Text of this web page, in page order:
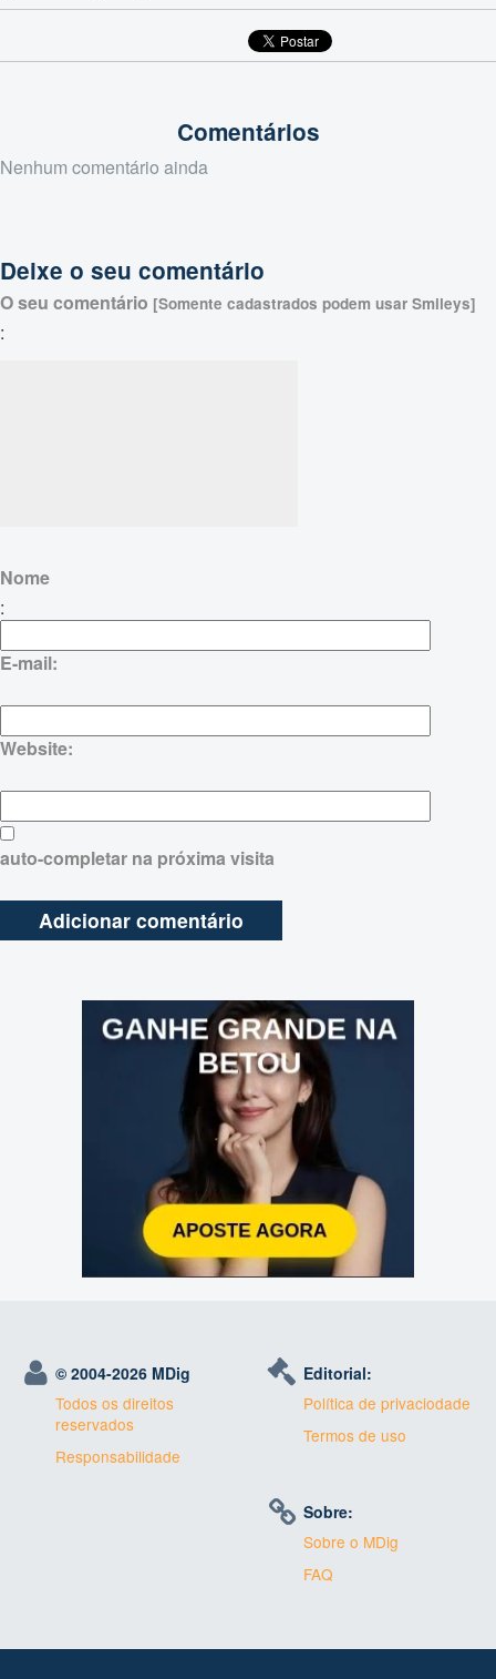
Comentários
Nenhum comentário ainda
Deixe o seu comentário
O seu comentário [Somente cadastrados podem usar Smileys]
:
Nome
:
E-mail:
Website:
auto-completar na próxima visita
© 2004-2026 MDig
Todos os direitos
reservados
Responsabilidade
Editorial:
Política de privaciodade
Termos de uso
Sobre:
Sobre o MDig
FAQ